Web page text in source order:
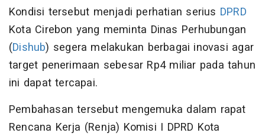
Kondisi tersebut menjadi perhatian serius DPRD
Kota Cirebon yang meminta Dinas Perhubungan
(Dishub) segera melakukan berbagai inovasi agar
target penerimaan sebesar Rp4 miliar pada tahun
ini dapat tercapai.
Pembahasan tersebut mengemuka dalam rapat
Rencana Kerja (Renja) Komisi I DPRD Kota